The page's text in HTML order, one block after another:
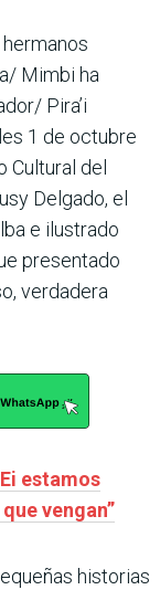
Mimbi ha
Pira’i
1 de octubre
Cultural del
Delgado, el
e ilustrado
presentado
verdadera
estamos
vengan”
historias